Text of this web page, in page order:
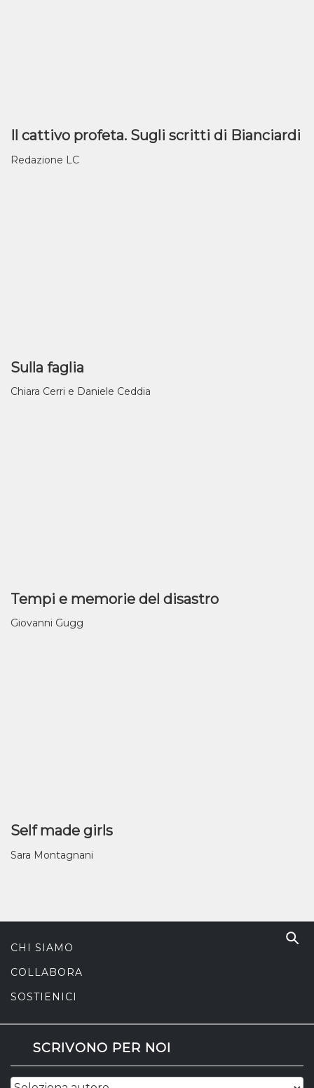
Il cattivo profeta. Sugli scritti di Bianciardi
Redazione LC
Sulla faglia
Chiara Cerri e Daniele Ceddia
Tempi e memorie del disastro
Giovanni Gugg
Self made girls
Sara Montagnani
CHI SIAMO
COLLABORA
SOSTIENICI
SCRIVONO PER NOI